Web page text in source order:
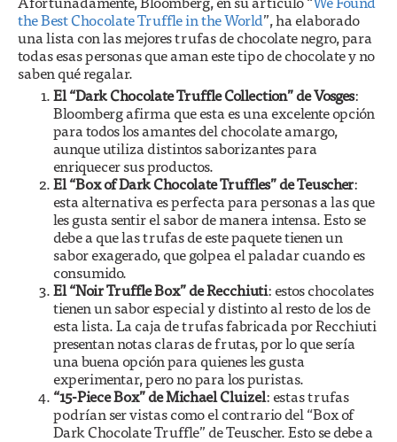
the Best Chocolate Truffle in the World”, ha elaborado
una lista con las mejores trufas de chocolate negro, para
todas esas personas que aman este tipo de chocolate y no
saben qué regalar.
El “Dark Chocolate Truffle Collection” de Vosges:
Bloomberg afirma que esta es una excelente opción
para todos los amantes del chocolate amargo,
aunque utiliza distintos saborizantes para
enriquecer sus productos.
El “Box of Dark Chocolate Truffles” de Teuscher:
esta alternativa es perfecta para personas a las que
les gusta sentir el sabor de manera intensa. Esto se
debe a que las trufas de este paquete tienen un
sabor exagerado, que golpea el paladar cuando es
consumido.
El “Noir Truffle Box” de Recchiuti: estos chocolates
tienen un sabor especial y distinto al resto de los de
esta lista. La caja de trufas fabricada por Recchiuti
presentan notas claras de frutas, por lo que sería
una buena opción para quienes les gusta
experimentar, pero no para los puristas.
“15-Piece Box” de Michael Cluizel: estas trufas
podrían ser vistas como el contrario del “Box of
Dark Chocolate Truffle” de Teuscher. Esto se debe a